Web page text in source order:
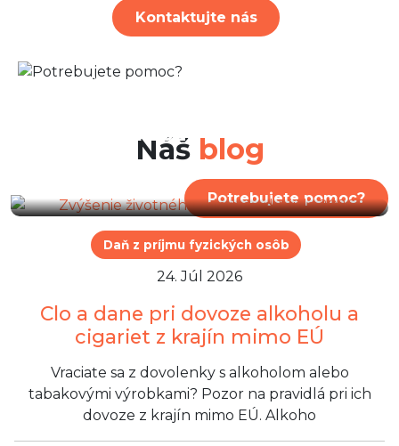
Kontaktujte nás
Potrebujete pomoc?
Náš blog
29. Júl 2026
od 1. júla 2026
Daň z príjmu fyzických osôb
24. Júl 2026
Clo a dane pri dovoze alkoholu a
cigariet z krajín mimo EÚ
Vraciate sa z dovolenky s alkoholom alebo
tabakovými výrobkami? Pozor na pravidlá pri ich
dovoze z krajín mimo EÚ. Alkoho